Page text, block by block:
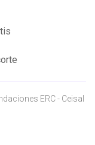
ERC - Ceisal